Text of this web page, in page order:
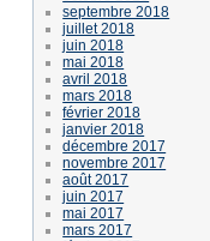
septembre 2018
juillet 2018
juin 2018
mai 2018
avril 2018
mars 2018
février 2018
janvier 2018
décembre 2017
novembre 2017
août 2017
juin 2017
mai 2017
mars 2017